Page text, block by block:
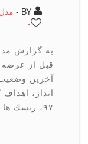
مدل کودک
به گزارش مدل
قبل از عرضه اولیه
آخرین وضعیت مالی
انداز، اهداف